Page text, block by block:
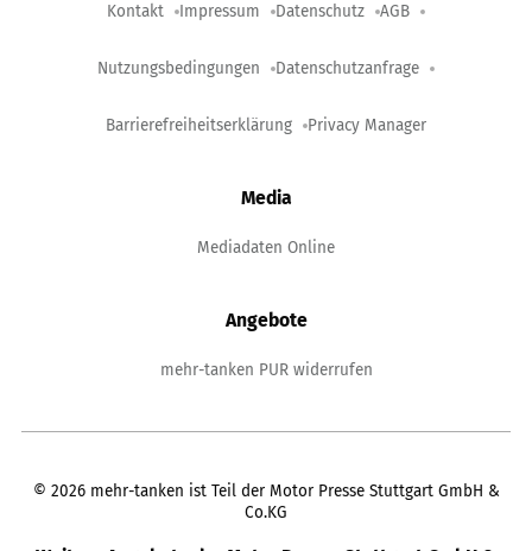
Kontakt Impressum Datenschutz AGB
Nutzungsbedingungen Datenschutzanfrage
Barrierefreiheitserklärung Privacy Manager
Media
Mediadaten Online
Angebote
mehr-tanken PUR widerrufen
© 2026 mehr-tanken ist Teil der Motor Presse Stuttgart GmbH &
Co.KG